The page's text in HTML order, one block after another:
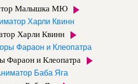
Малышка МЮ
Харли Квинн
Фараон и Клеопатра